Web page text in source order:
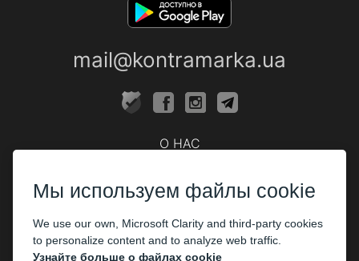
mail@kontramarka.ua
О НАС
ПАРТНЕРАМ
Организаторам
Корпоративным клиентам
Мы используем файлы cookie
We use our own, Microsoft Clarity and third-party cookies
to personalize content and to analyze web traffic.
Узнайте больше о файлах cookie